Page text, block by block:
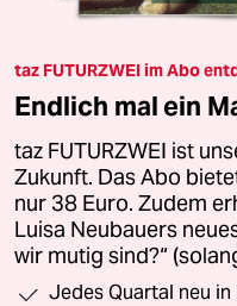
taz FUTURZWEI im Abo
Endlich mal ein
taz FUTURZWEI ist
Zukunft. Das Abo
nur 38 Euro. Zudem
Luisa Neubauers
wir mutig sind?“
Jedes Quartal neu in